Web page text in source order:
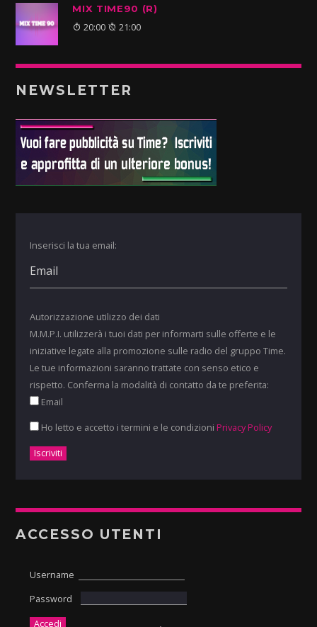
MIX TIME90 (R)
20:00 21:00
NEWSLETTER
Inserisci la tua email:
Autorizzazione utilizzo dei dati
M.M.P.I. utilizzerà i tuoi dati per informarti sulle offerte e le
iniziative legate alla promozione sulle radio del gruppo Time.
Le tue informazioni saranno trattate con senso etico e
rispetto. Conferma la modalità di contatto da te preferita:
Email
Ho letto e accetto i termini e le condizioni Privacy Policy
ACCESSO UTENTI
Username
Password